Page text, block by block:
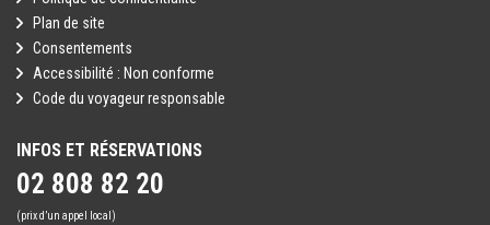
Plan de site
Consentements
Accessibilité : Non conforme
Code du voyageur responsable
INFOS ET RÉSERVATIONS
02 808 82 20
(prix d’un appel local)